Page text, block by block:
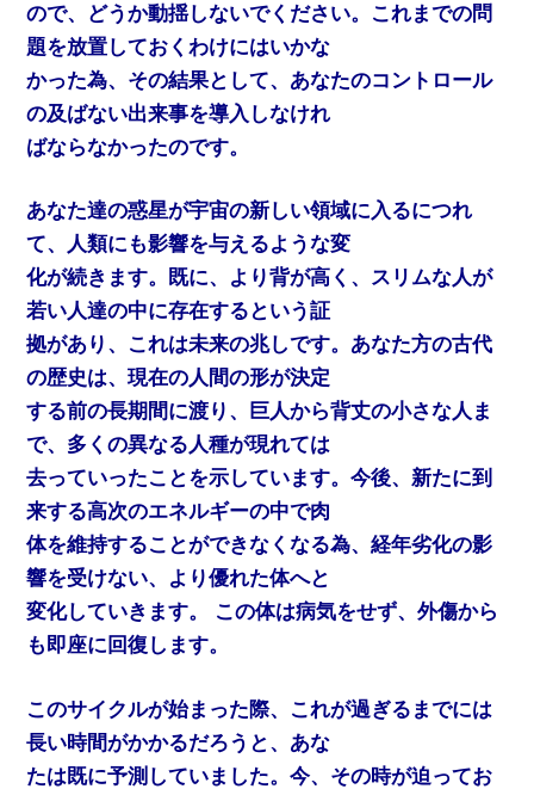
ので、どうか動揺しないでください。これまでの問
題を放置しておくわけにはいかな
かった為、その結果として、あなたのコントロール
の及ばない出来事を導入しなけれ
ばならなかったのです。
あなた達の惑星が宇宙の新しい領域に入るにつれ
て、人類にも影響を与えるような変
化が続きます。既に、より背が高く、スリムな人が
若い人達の中に存在するという証
拠があり、これは未来の兆しです。あなた方の古代
の歴史は、現在の人間の形が決定
する前の長期間に渡り、巨人から背丈の小さな人ま
で、多くの異なる人種が現れては
去っていったことを示しています。今後、新たに到
来する高次のエネルギーの中で肉
体を維持することができなくなる為、経年劣化の影
響を受けない、より優れた体へと
変化していきます。 この体は病気をせず、外傷から
も即座に回復します。
このサイクルが始まった際、これが過ぎるまでには
長い時間がかかるだろうと、あな
たは既に予測していました。今、その時が迫ってお